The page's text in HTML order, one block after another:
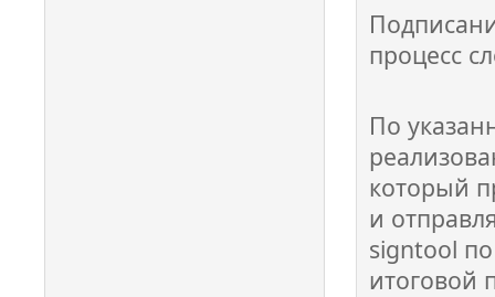
процесс
По
который
и
signtool
итоговой